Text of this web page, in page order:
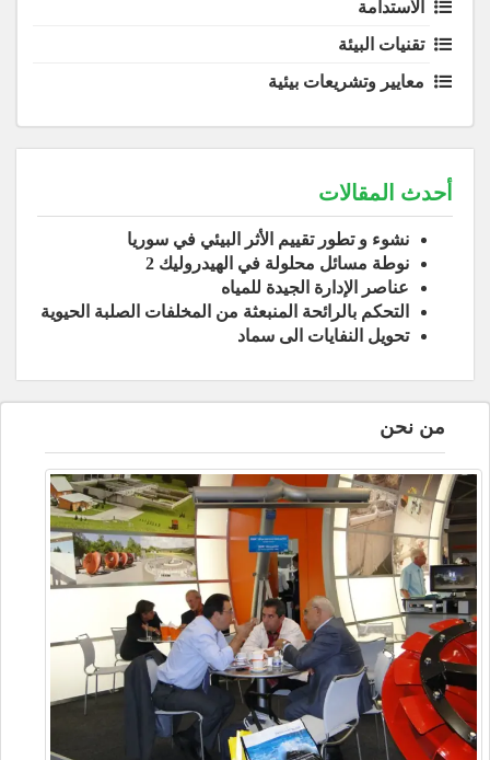
الاستدامة
تقنيات البيئة
معايير وتشريعات بيئية
أحدث المقالات
نشوء و تطور تقييم الأثر البيئي في سوريا
نوطة مسائل محلولة في الهيدروليك 2
عناصر الإدارة الجيدة للمياه
التحكم بالرائحة المنبعثة من المخلفات الصلبة الحيوية
تحويل النفايات الى سماد
من نحن